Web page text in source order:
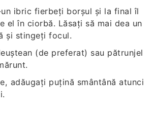
ibric fierbeţi borşul şi la final îl
el în ciorbă. Lăsaţi să mai dea un
şi stingeţi focul.
(de preferat) sau pătrunjel
adăugaţi puţină smântână atunci